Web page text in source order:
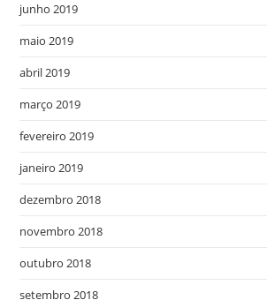
junho 2019
maio 2019
abril 2019
março 2019
fevereiro 2019
janeiro 2019
dezembro 2018
novembro 2018
outubro 2018
setembro 2018